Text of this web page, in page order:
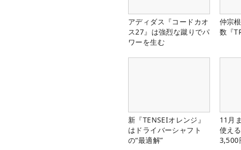
アディダス『コードカオ
ス27』は強烈な蹴りでパ
ワーを生む
仲宗
数『
新『TENSEIオレンジ』
はドライバーシャフト
の“最適解”
11月
使え
3,500